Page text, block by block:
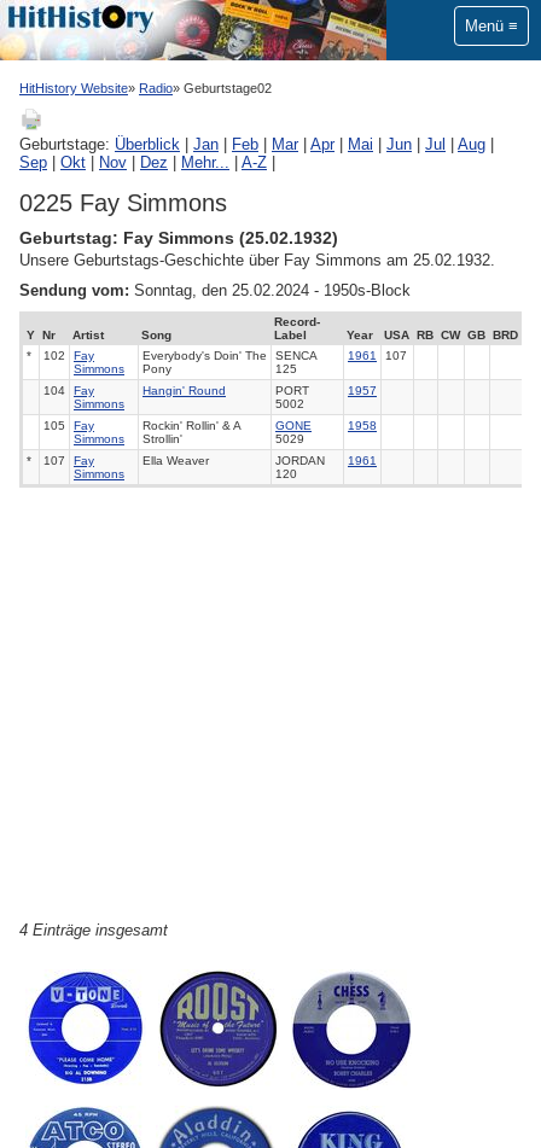
Menü
HitHistory Website Radio Geburtstage02
Geburtstage: Überblick Jan Feb Mar| Apr| Mai Jun Jul Aug
Sep
Okt Nov Dez Mehr... A-Z
0225 Fay Simmons
Geburtstag: Fay Simmons (25.02.1932)
Unsere Geburtstags-Geschichte über Fay Simmons am 25.02.1932.
Sendung vom: Sonntag, den 25.02.2024 - 1950s-Block
Y Nr Artist Song
Record-
Label
Year USA RB CW GB
BRD
*
102
Fay
Simmons
Everybody's Doin' The
Pony
SENCA
125
1961 107
104
Fay
Simmons
Hangin' Round
PORT
5002
1957
105
Fay
Simmons
Rockin' Rollin' & A
Strollin'
GONE
5029
1958
* 107
Fay
Simmons
Ella Weaver
JORDAN
120
1961
4 Einträge insgesamt